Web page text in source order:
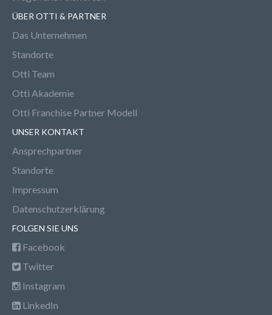
ÜBER OTTI & PARTNER
Das Unternehmen
Standorte
Otti Team
Otti Akademie
Otti Franchise Partner Modell
UNSER KONTAKT
Ansprechpartner
Standorte
Impressum
Datenschutzerklärung
FOLGEN SIE UNS
Facebook
Twitter
Instagram
LinkedIn